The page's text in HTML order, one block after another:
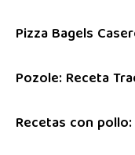
Pizza Bagels
Pozole: Receta
Recetas con